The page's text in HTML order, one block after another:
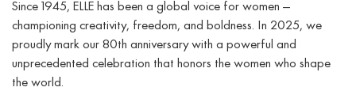
Since 1945, ELLE has been a global voice for women —
championing creativity, freedom, and boldness. In 2025, we
proudly mark our 80th anniversary with a powerful and
unprecedented celebration that honors the women who shape
the world.